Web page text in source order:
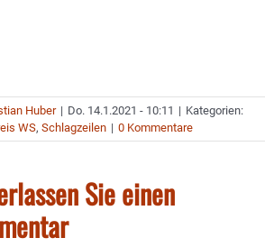
Huber | Do. 14.1.2021 - 10:11 | Kategorien:
WS,Schlagzeilen | 0 Kommentare
Sie einen